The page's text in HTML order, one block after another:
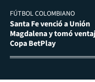
FÚTBOL COLOMBIANO
Santa Fe venció a Unión
Magdalena y tomó
Copa BetPlay